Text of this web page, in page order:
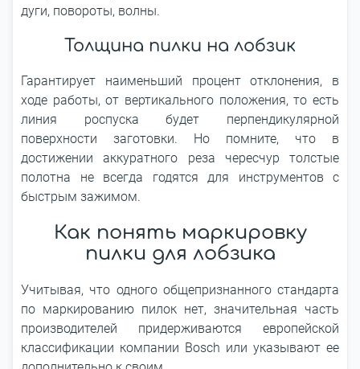
дуги, повороты, волны.
Толщина пилки на лобзик
Гарантирует наименьший процент отклонения, в
ходе работы, от вертикального положения, то есть
линия роспуска будет перпендикулярной
поверхности заготовки. Но помните, что в
достижении аккуратного реза чересчур толстые
полотна не всегда годятся для инструментов с
быстрым зажимом.
Как понять маркировку
пилки для лобзика
Учитывая, что одного общепризнанного стандарта
по маркированию пилок нет, значительная часть
производителей придерживаются европейской
классификации компании Bosch или указывают ее